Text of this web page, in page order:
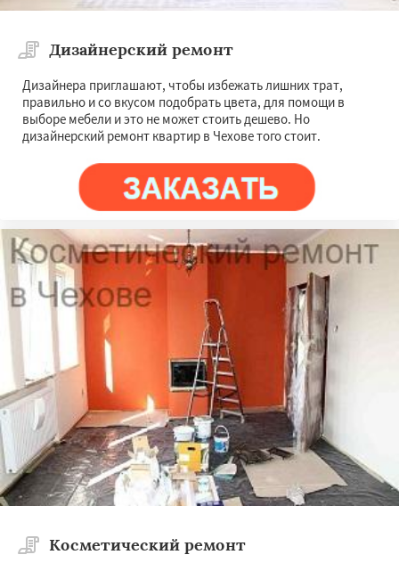
Дизайнерский ремонт
Дизайнера приглашают, чтобы избежать лишних трат,
правильно и со вкусом подобрать цвета, для помощи в
выборе мебели и это не может стоить дешево. Но
дизайнерский ремонт квартир в Чехове того стоит.
Косметический ремонт